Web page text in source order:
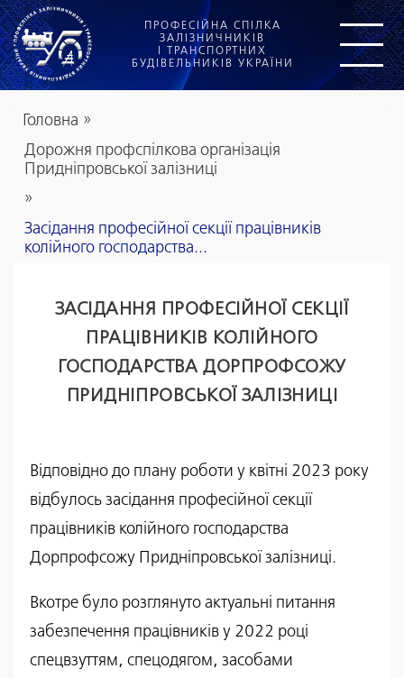
ПРОФЕСІЙНА СПІЛКА
ЗАЛІЗНИЧНИКІВ
І ТРАНСПОРТНИХ
БУДІВЕЛЬНИКІВ УКРАЇНИ
Головна »
Дорожня профспілкова організація
Придніпровської залізниці
»
Засідання професійної секції працівників
колійного господарства...
ЗАСІДАННЯ ПРОФЕСІЙНОЇ СЕКЦІЇ
ПРАЦІВНИКІВ КОЛІЙНОГО
ГОСПОДАРСТВА ДОРПРОФСОЖУ
ПРИДНІПРОВСЬКОЇ ЗАЛІЗНИЦІ
Відповідно до плану роботи у квітні 2023 року
відбулось засідання професійної секції
працівників колійного господарства
Дорпрофсожу Придніпровської залізниці.
Вкотре було розглянуто актуальні питання
забезпечення працівників у 2022 році
спецвзуттям, спецодягом, засобами